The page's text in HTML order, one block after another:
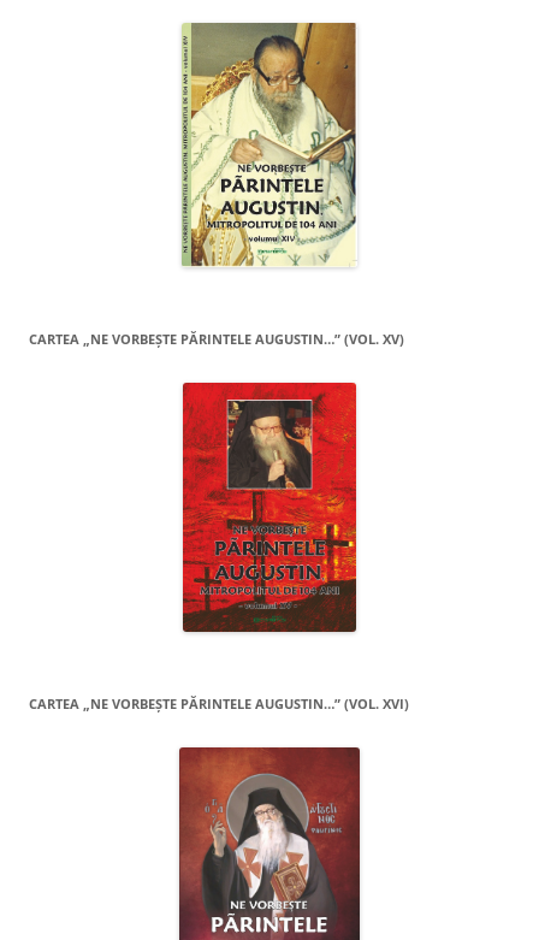
CARTEA „NE VORBEŞTE PĂRINTELE AUGUSTIN…” (VOL. XV)
CARTEA „NE VORBEŞTE PĂRINTELE AUGUSTIN…” (VOL. XVI)